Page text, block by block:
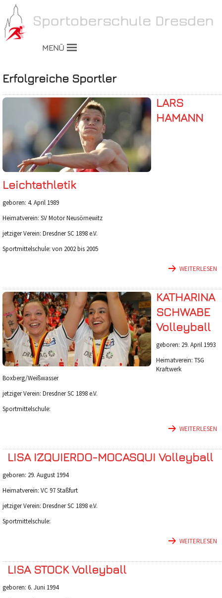
MENÜ
Erfolgreiche Sportler
LARS
HAMANN
Leichtathletik
geboren: 4. April 1989
Heimatverein: SV Motor Neusörnewitz
jetziger Verein: Dresdner SC 1898 e.V.
Sportmittelschule: von 2002 bis 2005
WEITERLESEN
KATHARINA
SCHWABE
Volleyball
geboren: 29. April 1993
Heimatverein: TSG
Kraftwerk
Boxberg/Weißwasser
jetziger Verein: Dresdner SC 1898 e.V.
Sportmittelschule:
WEITERLESEN
LISA IZQUIERDO-MOCASQUI Volleyball
geboren: 29. August 1994
Heimatverein: VC 97 Staßfurt
jetziger Verein: Dresdner SC 1898 e.V.
Sportmittelschule:
WEITERLESEN
LISA STOCK Volleyball
geboren: 6. Juni 1994